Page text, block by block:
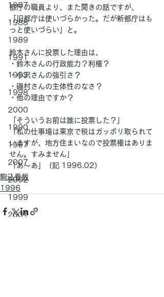
1987
1988
1989
1991
1993
1998
2000
1990
1997
2007
2002
1999
2001
都庁の職員より、また聞きの話ですが、
「旧都庁は使いづらかった。だが新都庁はも
っと使いづらい」と。
鈴木さんに投票した理由は、
・鈴木さんの行政能力？利権？
・小沢さんの強引さ？
・磯村さんの主体性のなさ？
・他の理由ですか？
「そういうお前は誰に投票した？」
「私の仕事場は東京で税はガッポリ取られて
いますが、地方住まいなので投票権はありま
せん。すみません」
「あ～あ」（記 1996.02）
駒込看板
1996